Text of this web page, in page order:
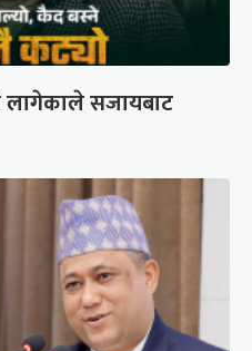
लागेकाले सजायबाट